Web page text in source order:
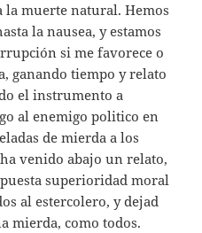
la muerte natural. Hemos
la nausea, y estamos
si me favorece o
ganando tiempo y relato
el instrumento a
al enemigo politico en
de mierda a los
venido abajo un relato,
superioridad moral
al estercolero, y dejad
mierda, como todos.